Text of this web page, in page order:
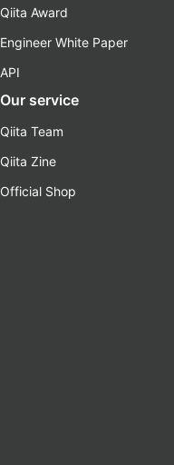
Qiita Award
Engineer White Paper
API
Our service
Qiita Team
Qiita Zine
Official Shop